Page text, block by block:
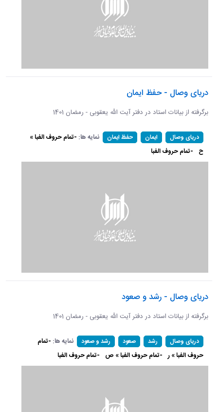
دریای وصال - حفظ ایمان
برگرفته از بیانات استاد در دفتر آیت الله یعقوبی - رمضان 1401
دریای وصال ایمان حفظ ایمان نمایه ها: -تمام حروف الفبا »
ح -تمام حروف الفبا
دریای وصال - رشد و صعود
برگرفته از بیانات استاد در دفتر آیت الله یعقوبی - رمضان 1401
دریای وصال رشد صعود رشد و صعود نمایه ها: -تمام
حروف الفبا » ر -تمام حروف الفبا » ص -تمام حروف الفبا